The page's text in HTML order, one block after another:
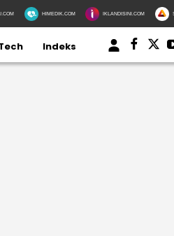
HIMEDIK.COM IKLANDISINI.COM
Indeks